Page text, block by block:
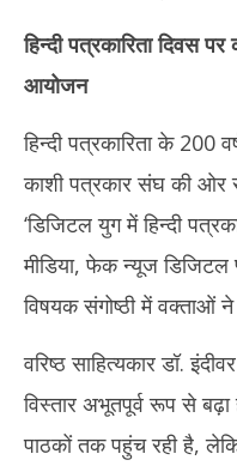
पत्रकारिता सिर्फ सूचना देने का
डॉ. इंदीवर
30,
हिन्दी पत्रकारिता दिवस
आयोजन
हिन्दी पत्रकारिता के 200
काशी पत्रकार संघ की ओर
‘डिजिटल युग में हिन्दी
मीडिया, फेक न्यूज
विषयक संगोष्ठी में वक्ताओं
वरिष्ठ साहित्यकार डॉ.
विस्तार अभूतपूर्व रूप से
पाठकों तक पहुंच रही है,